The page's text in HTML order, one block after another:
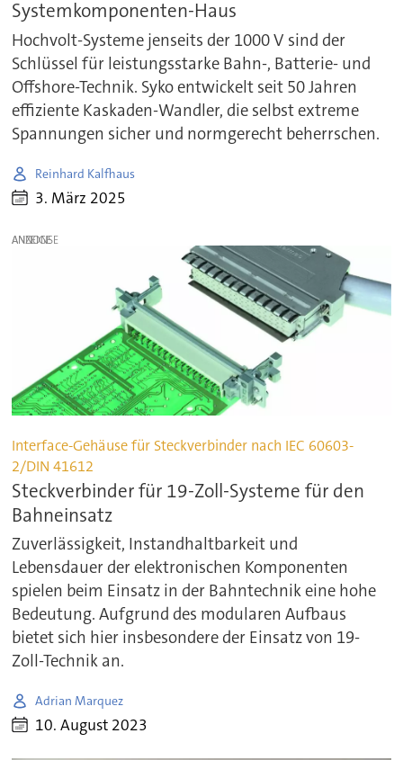
Systemkomponenten-Haus
Hochvolt-Systeme jenseits der 1000 V sind der
Schlüssel für leistungsstarke Bahn-, Batterie- und
Offshore-Technik. Syko entwickelt seit 50 Jahren
effiziente Kaskaden-Wandler, die selbst extreme
Spannungen sicher und normgerecht beherrschen.
Reinhard Kalfhaus
3. März 2025
ANZEIGE
Interface-Gehäuse für Steckverbinder nach IEC 60603-
2/DIN 41612
Steckverbinder für 19-Zoll-Systeme für den
Bahneinsatz
Zuverlässigkeit, Instandhaltbarkeit und
Lebensdauer der elektronischen Komponenten
spielen beim Einsatz in der Bahntechnik eine hohe
Bedeutung. Aufgrund des modularen Aufbaus
bietet sich hier insbesondere der Einsatz von 19-
Zoll-Technik an.
Adrian Marquez
10. August 2023